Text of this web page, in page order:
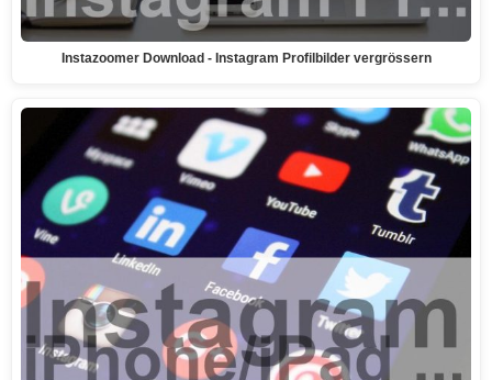
Instazoomer Download - Instagram Profilbilder vergrössern